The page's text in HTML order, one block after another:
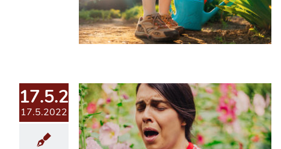
17.5.2022
17.5.2022